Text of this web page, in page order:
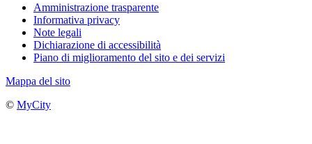
Amministrazione trasparente
Informativa privacy
Note legali
Dichiarazione di accessibilità
Piano di miglioramento del sito e dei servizi
Mappa del sito
© MyCity